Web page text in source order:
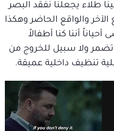
طلاء يجعلنا نفقد البصر
الآخر والواقع الحاضر وهكذا
أننا كنا أطفالاً
ولا سبيل للخروج من
تنظيف داخلية عميقة.